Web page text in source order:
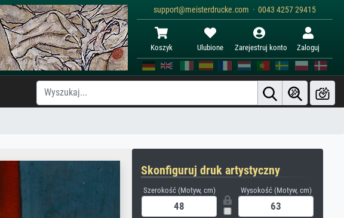
support@meisterdrucke.com · 0043 4257 29415
Koszyk Ulubione Zarejestruj konto Zaloguj
Skonfiguruj druk artystyczny
Szerokość (Motyw, cm) Wysokość (Motyw, cm)